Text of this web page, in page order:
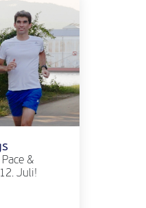
&
Juli!